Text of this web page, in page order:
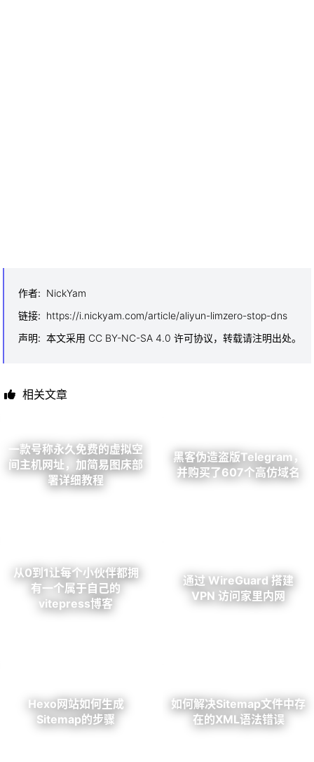
作者: NickYam
链接: https://i.nickyam.com/article/aliyun-limzero-stop-dns
声明: 本文采用 CC BY-NC-SA 4.0 许可协议，转载请注明出处。
相关文章
一款号称永久免费的虚拟空
间主机网址，加简易图床部
署详细教程
黑客伪造盗版Telegram，
并购买了607个高仿域名
从0到1让每个小伙伴都拥
有一个属于自己的
vitepress博客
通过 WireGuard 搭建
VPN 访问家里内网
Hexo网站如何生成
Sitemap的步骤
如何解决Sitemap文件中存
在的XML语法错误